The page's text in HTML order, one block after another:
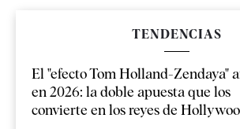
TENDENCIAS
El "efecto Tom Holland-Zendaya"
en 2026: la doble apuesta que los
convierte en los reyes de